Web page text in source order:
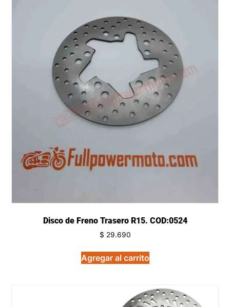
Disco de Freno Trasero R15. COD:0524
$ 29.690
Agregar al carrito